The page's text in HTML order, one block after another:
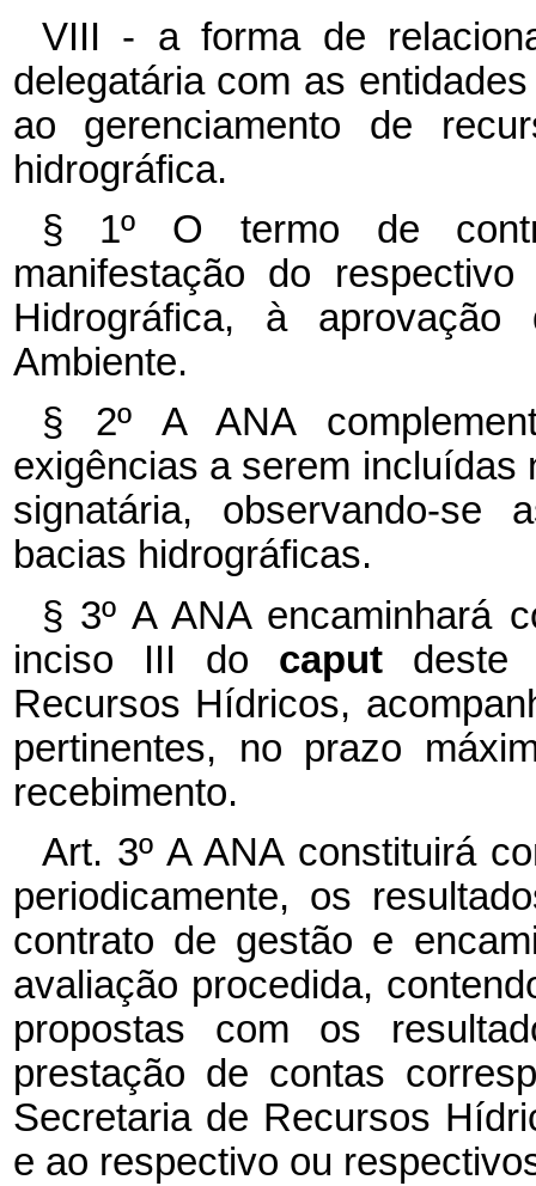
VIII - a forma de
delegatária com as
ao gerenciamento de
hidrográfica.
§ 1º O termo de
manifestação do
Hidrográfica, à
Ambiente.
§ 2º A ANA
exigências a serem
signatária, observando-se
bacias hidrográficas.
§ 3º A ANA encaminhará
inciso III do caput deste
Recursos Hídricos,
pertinentes, no prazo
recebimento.
Art. 3º A ANA constituirá
periodicamente, os
contrato de gestão e
avaliação procedida,
propostas com os
prestação de contas
Secretaria de Recursos
e ao respectivo ou